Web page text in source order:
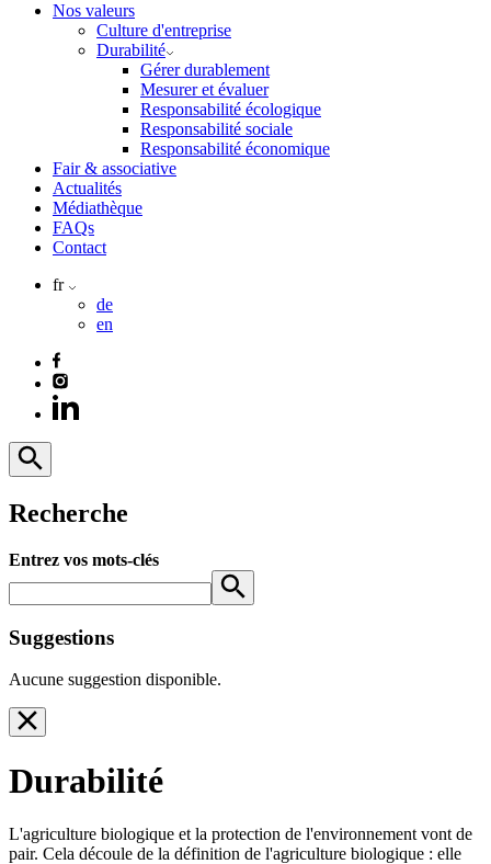
Nos valeurs
Culture d'entreprise
Durabilité
Gérer durablement
Mesurer et évaluer
Responsabilité écologique
Responsabilité sociale
Responsabilité économique
Fair & associative
Actualités
Médiathèque
FAQs
Contact
fr
de
en
Recherche
Entrez vos mots-clés
Suggestions
Aucune suggestion disponible.
Durabilité
L'agriculture biologique et la protection de l'environnement vont de
pair. Cela découle de la définition de l'agriculture biologique : elle